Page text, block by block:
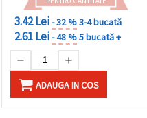
3.42 Lei- 32 %3-4 bucată
2.61 Lei- 48 %5 bucată +
ADAUGA IN COS